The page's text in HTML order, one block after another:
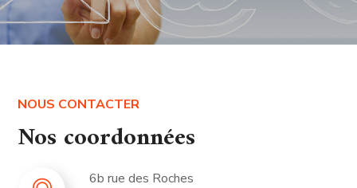
NOUS CONTACTER
Nos coordonnées
6b rue des Roches